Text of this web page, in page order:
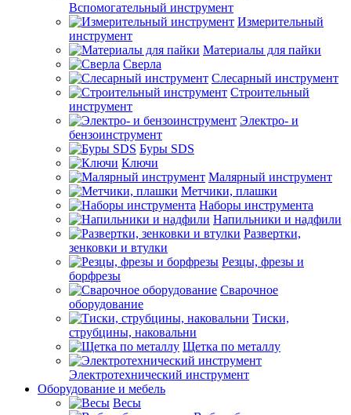
Вспомогательный инструмент
Измерительный
инструмент
Материалы для пайки
Сверла
Слесарный инструмент
Строительный
инструмент
Электро- и
бензоинструмент
Буры SDS
Ключи
Малярный инструмент
Метчики, плашки
Наборы инструмента
Напильники и надфили
Развертки,
зенковки и втулки
Резцы, фрезы и
борфрезы
Сварочное
оборудование
Тиски,
струбцины, наковальни
Щетка по металлу
Электротехнический инструмент
Оборудование и мебель
Весы